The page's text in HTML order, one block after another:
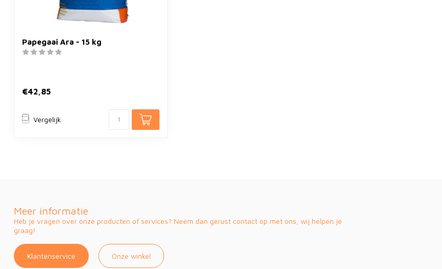
Papegaai Ara - 15 kg
€42,85
Vergelijk
Meer informatie
Heb je vragen over onze producten of services? Neem dan gerust contact op met ons, wij helpen je
graag!
Klantenservice Onze winkel